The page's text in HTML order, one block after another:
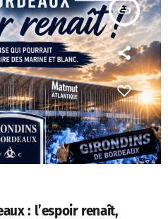
insert_link
: l’espoir renaît,